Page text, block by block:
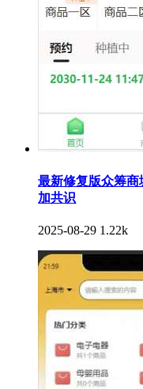
最新修复版众筹
加共识
2025-08-29 1.22k